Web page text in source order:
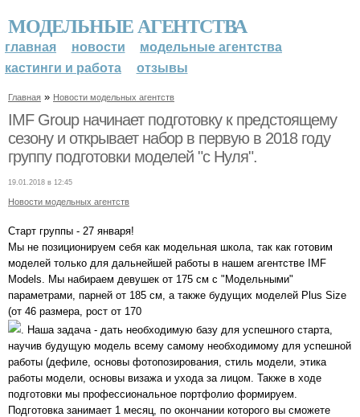
МОДЕЛЬНЫЕ АГЕНТСТВА
главная новости
модельные агентства
кастинги и работа
отзывы
Главная » Новости модельных агентств
IMF Group начинает подготовку к предстоящему
сезону и открывает набор в первую в 2018 году
группу подготовки моделей "с Нуля".
19.01.2018 в 12:45
Новости модельных агентств
Старт группы - 27 января!
Мы не позиционируем себя как модельная школа, так как готовим
моделей только для дальнейшей работы в нашем агентстве IMF
Models. Мы набираем девушек от 175 см с "Модельными"
параметрами, парней от 185 см, а также будущих моделей Plus Size
(от 46 размера, рост от 170
. Наша задача - дать необходимую базу для успешного старта,
научив будущую модель всему самому необходимому для успешной
работы (дефиле, основы фотопозирования, стиль модели, этика
работы модели, основы визажа и ухода за лицом. Также в ходе
подготовки мы профессиональное портфолио формируем.
Подготовка занимает 1 месяц, по окончании которого вы сможете